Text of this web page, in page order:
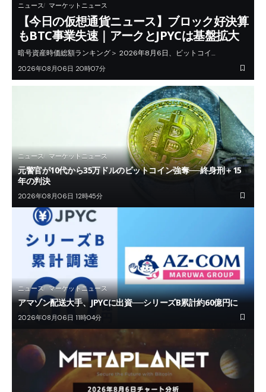
ニュース マーケットニュース
【今日の仮想通貨ニュース】ブロック好決算
もBTC事業失速｜アークとJPYCは基盤拡大
暗号資産時価総額ランキング＞ 2026年8月6日、ビットコイ…
2026年08月06日 20時07分
ニュース マーケットニュース
元警官が10代から35万ドルのビットコイン強奪──終身刑＋15
年の判決
2026年08月06日 12時45分
ニュース マーケットニュース
アマゾン配送大手、JPYCに出資──シリーズB累計約60億円に
2026年08月06日 11時04分